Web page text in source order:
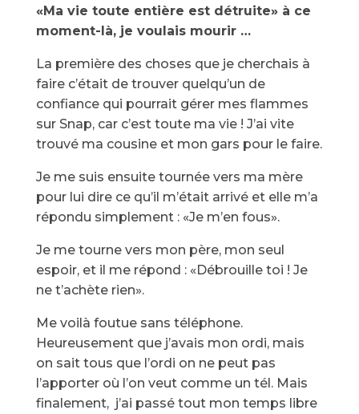
«Ma vie toute entière est détruite» à ce
moment-là, je voulais mourir …
La première des choses que je cherchais à
faire c’était de trouver quelqu’un de
confiance qui pourrait gérer mes flammes
sur Snap, car c’est toute ma vie ! J’ai vite
trouvé ma cousine et mon gars pour le faire.
Je me suis ensuite tournée vers ma mère
pour lui dire ce qu’il m’était arrivé et elle m’a
répondu simplement : «Je m’en fous».
Je me tourne vers mon père, mon seul
espoir, et il me répond : «Débrouille toi ! Je
ne t’achète rien».
Me voilà foutue sans téléphone.
Heureusement que j’avais mon ordi, mais
on sait tous que l’ordi on ne peut pas
l’apporter où l’on veut comme un tél. Mais
finalement, j’ai passé tout mon temps libre